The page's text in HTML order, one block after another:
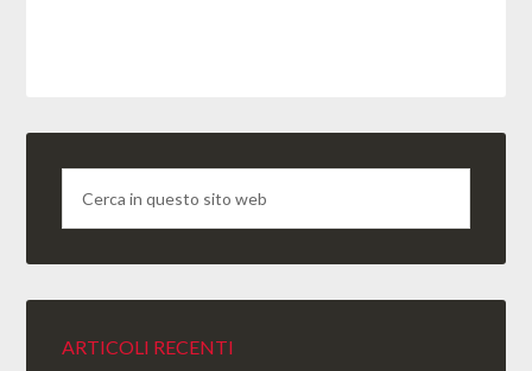
ARTICOLI RECENTI